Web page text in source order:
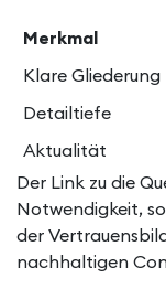
Merkmal
Klare Gliederung
Detailtiefe
Aktualität
Der Link zu die
Notwendigkeit,
der
nachhaltigen